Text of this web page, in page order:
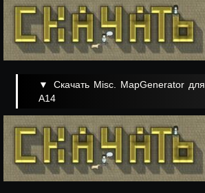
▼ Скачать Misc. MapGenerator для
A14